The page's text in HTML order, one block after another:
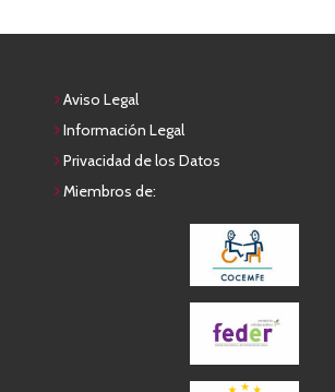
Aviso Legal
Información Legal
Privacidad de los Datos
Miembros de: